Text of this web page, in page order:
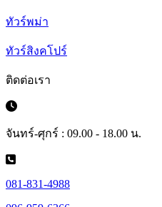
ทัวร์พม่า
ทัวร์สิงคโปร์
ติดต่อเรา
จันทร์-ศุกร์ : 09.00 - 18.00 น.
081-831-4988